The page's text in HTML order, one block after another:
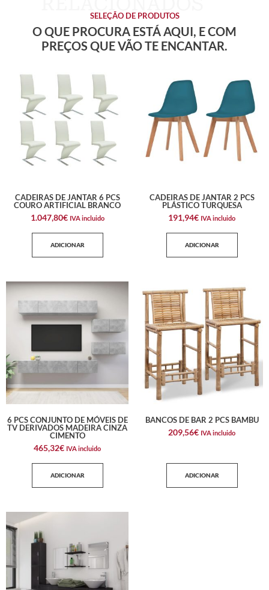
SELEÇÃO DE PRODUTOS
O QUE PROCURA ESTÁ AQUI, E COM
PREÇOS QUE VÃO TE ENCANTAR.
CADEIRAS DE JANTAR 6 PCS
COURO ARTIFICIAL BRANCO
1.047,80€ IVA incluido
ADICIONAR
CADEIRAS DE JANTAR 2 PCS
PLÁSTICO TURQUESA
191,94€ IVA incluido
ADICIONAR
6 PCS CONJUNTO DE MÓVEIS DE
TV DERIVADOS MADEIRA CINZA
CIMENTO
465,32€ IVA incluido
ADICIONAR
BANCOS DE BAR 2 PCS BAMBU
209,56€ IVA incluido
ADICIONAR